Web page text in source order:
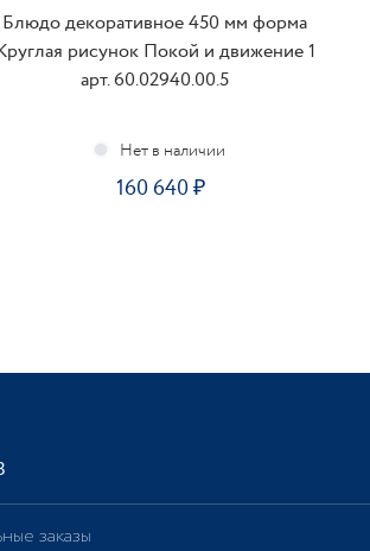
Блюдо декоративное 450 мм форма
рисунок Покой и движение 1
арт. 60.02940.00.5
160 640
заказы